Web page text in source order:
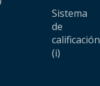
Sistema
de
calificación
(i)